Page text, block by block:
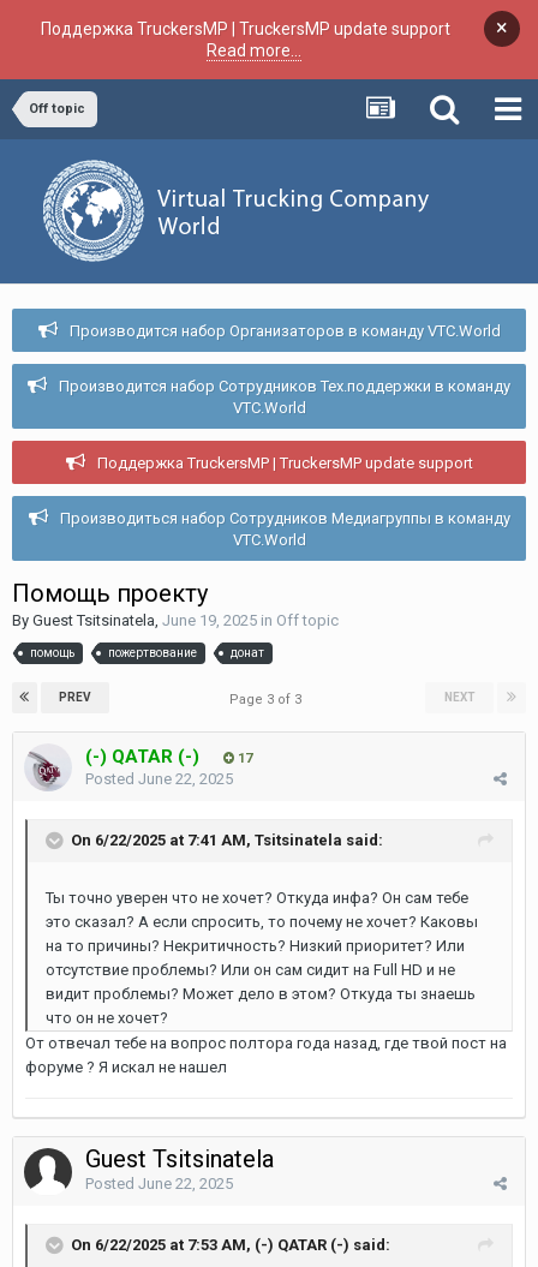
Поддержка TruckersMP | TruckersMP update support
Read more...
×
Off topic
Производится набор Организаторов в команду VTC.World
Производится набор Сотрудников Тех.поддержки в команду
VTC.World
Поддержка TruckersMP | TruckersMP update support
Производиться набор Сотрудников Медиагруппы в команду
VTC.World
Помощь проекту
By Guest Tsitsinatela, June 19, 2025 in Off topic
помощь пожертвование донат
PREV NEXT
Page 3 of 3
(-) QATAR (-) 17
Posted June 22, 2025
On 6/22/2025 at 7:41 AM, Tsitsinatela said:
Ты точно уверен что не хочет? Откуда инфа? Он сам тебе
это сказал? А если спросить, то почему не хочет? Каковы
на то причины? Некритичность? Низкий приоритет? Или
отсутствие проблемы? Или он сам сидит на Full HD и не
видит проблемы? Может дело в этом? Откуда ты знаешь
что он не хочет?
От отвечал тебе на вопрос полтора года назад, где твой пост на
форуме ? Я искал не нашел
Guest Tsitsinatela
Posted June 22, 2025
On 6/22/2025 at 7:53 AM, (-) QATAR (-) said: